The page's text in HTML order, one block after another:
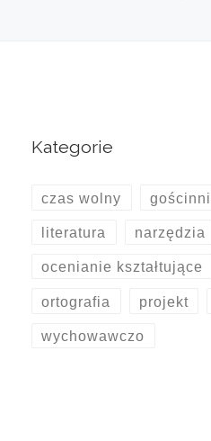
Kategorie
czas wolny
literatura narzędzia
ocenianie kształtujące
ortografia projekt
wychowawczo